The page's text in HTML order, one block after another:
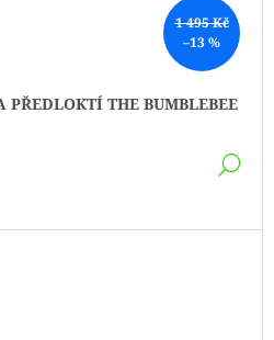
1 495 Kč
–13 %
PŘEDLOKTÍ THE BUMBLEBEE